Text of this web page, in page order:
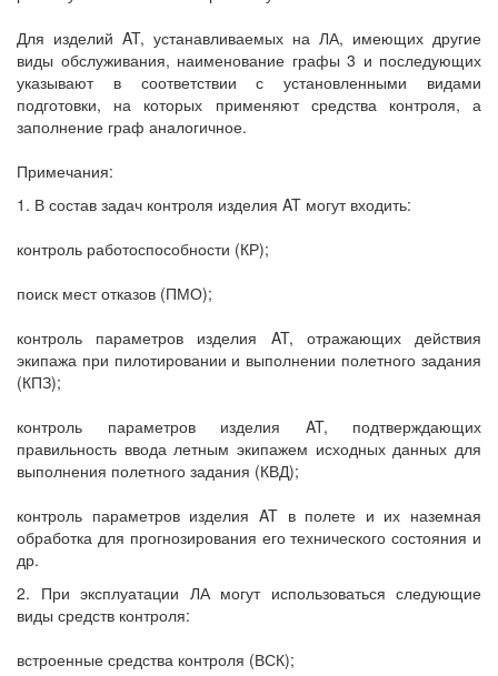
Для изделий AT, устанавливаемых на ЛА, имеющих другие
виды обслуживания, наименование графы 3 и последующих
указывают в соответствии с установленными видами
подготовки, на которых применяют средства контроля, а
заполнение граф аналогичное.
Примечания:
1. В состав задач контроля изделия AT могут входить:
контроль работоспособности (КР);
поиск мест отказов (ПМО);
контроль параметров изделия AT, отражающих действия
экипажа при пилотировании и выполнении полетного задания
(КПЗ);
контроль параметров изделия AT, подтверждающих
правильность ввода летным экипажем исходных данных для
выполнения полетного задания (КВД);
контроль параметров изделия AT в полете и их наземная
обработка для прогнозирования его технического состояния и
др.
2. При эксплуатации ЛА могут использоваться следующие
виды средств контроля:
встроенные средства контроля (ВСК);